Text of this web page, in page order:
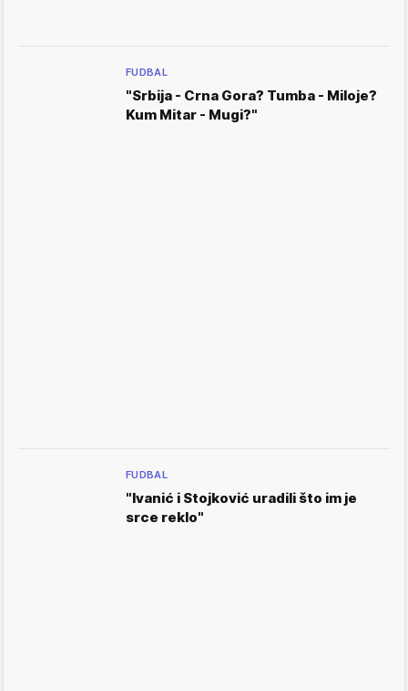
FUDBAL
"Srbija - Crna Gora? Tumba - Miloje?
Kum Mitar - Mugi?"
FUDBAL
"Ivanić i Stojković uradili što im je
srce reklo"